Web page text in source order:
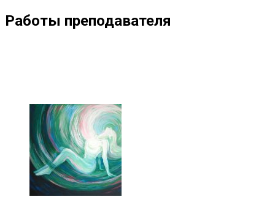
Работы преподавателя